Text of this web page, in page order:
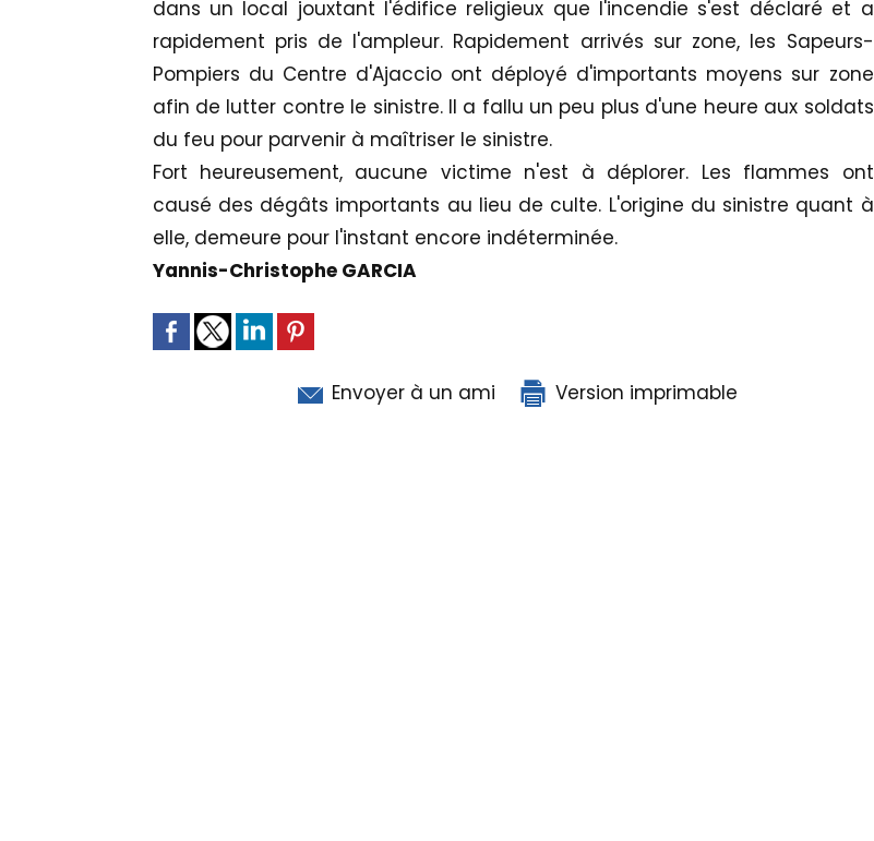
dans un local jouxtant l'édifice religieux que l'incendie s'est déclaré et a
rapidement pris de l'ampleur. Rapidement arrivés sur zone, les Sapeurs-
Pompiers du Centre d'Ajaccio ont déployé d'importants moyens sur zone
afin de lutter contre le sinistre. Il a fallu un peu plus d'une heure aux soldats
du feu pour parvenir à maîtriser le sinistre.
Fort heureusement, aucune victime n'est à déplorer. Les flammes ont
causé des dégâts importants au lieu de culte. L'origine du sinistre quant à
elle, demeure pour l'instant encore indéterminée.
Yannis-Christophe GARCIA
Envoyer à un ami Version imprimable